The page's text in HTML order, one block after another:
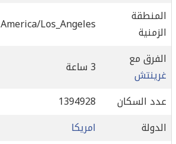
المنطقة
الزمنية
America/Los_Angeles
الفرق مع
غرينتش
3 ساعة
عدد السكان
1394928
الدولة
امريكا